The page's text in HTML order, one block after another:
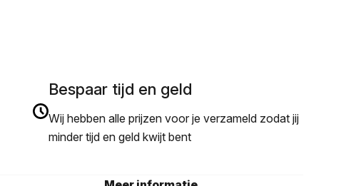
Bespaar tijd en geld
Wij hebben alle prijzen voor je verzameld zodat jij
minder tijd en geld kwijt bent